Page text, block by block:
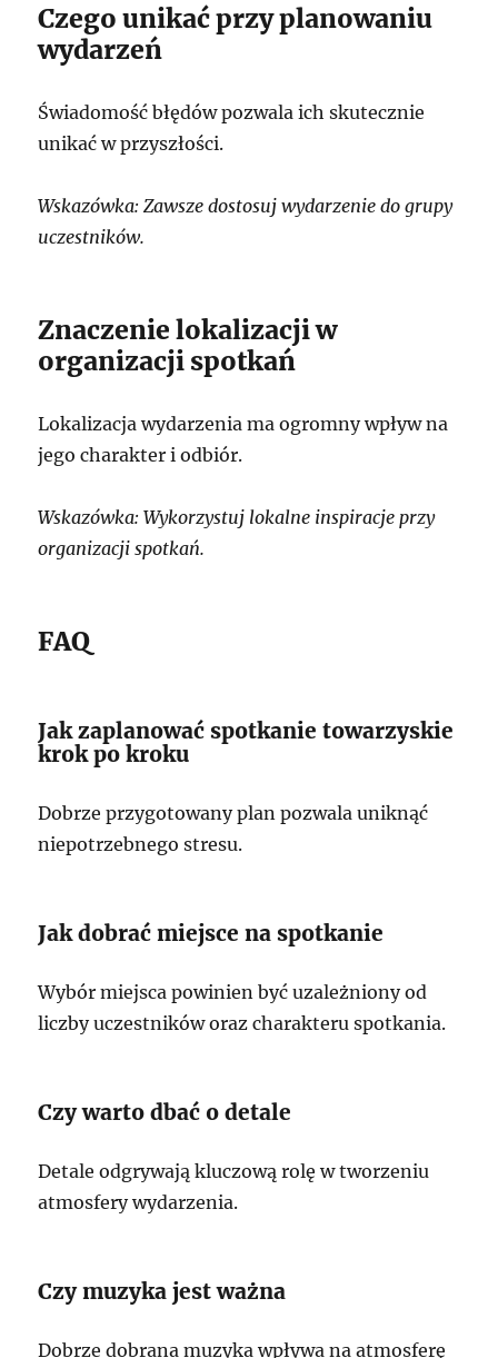
Czego unikać przy planowaniu
wydarzeń
Świadomość błędów pozwala ich skutecznie
unikać w przyszłości.
Wskazówka: Zawsze dostosuj wydarzenie do grupy
uczestników.
Znaczenie lokalizacji w
organizacji spotkań
Lokalizacja wydarzenia ma ogromny wpływ na
jego charakter i odbiór.
Wskazówka: Wykorzystuj lokalne inspiracje przy
organizacji spotkań.
FAQ
Jak zaplanować spotkanie towarzyskie
krok po kroku
Dobrze przygotowany plan pozwala uniknąć
niepotrzebnego stresu.
Jak dobrać miejsce na spotkanie
Wybór miejsca powinien być uzależniony od
liczby uczestników oraz charakteru spotkania.
Czy warto dbać o detale
Detale odgrywają kluczową rolę w tworzeniu
atmosfery wydarzenia.
Czy muzyka jest ważna
Dobrze dobrana muzyka wpływa na atmosferę